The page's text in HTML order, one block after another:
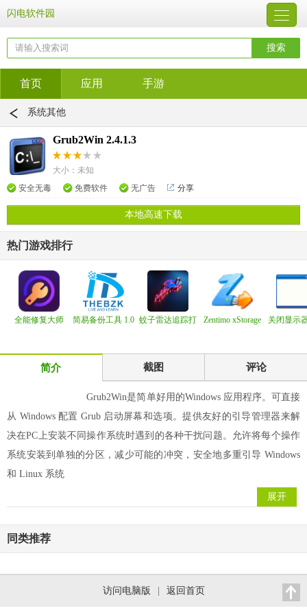
闪电软件园
首页 应用 手游
系统其他
Grub2Win 2.4.1.3
大小：未知
安全无毒
免费软件 无广告 分享
本地高速下载
热门游戏排行
全能修复大师
简易备份工具 1.0 蚊子雷达追踪打
Zentimo xStorage
关闭显示
简介 截图 评论
Grub2Win是简单好用的Windows 应用程序。可直接
从 Windows 配置 Grub 启动屏幕和选项。提供友好的引导管理器来解
决在PC上安装不同操作系统时遇到的各种干扰问题。允许将每个操作
系统安装到单独的分区，减少可能的冲突，安全地多重引导 Windows
和 Linux 系统
展开
同类推荐
访问电脑版 返回首页